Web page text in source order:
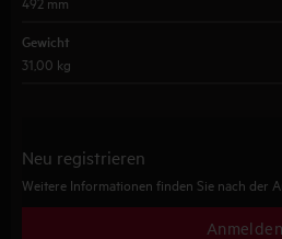
Gewicht
31,00 kg
Neu registrieren
Weitere Informationen finden Sie nach der
Anmelden